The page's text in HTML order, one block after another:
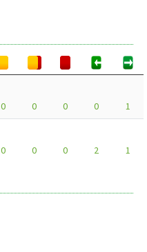
0 0 0 0
1
0 0 0 2 1